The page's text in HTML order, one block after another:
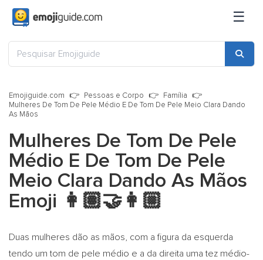
☰
Emojiguide.com Pessoas e Corpo
Família
Mulheres De Tom De Pele Médio E De Tom De Pele Meio Clara Dando
As Mãos
Mulheres De Tom De Pele
Médio E De Tom De Pele
Meio Clara Dando As Mãos
Emoji 👩🏽‍🤝‍👩🏼
Duas mulheres dão as mãos, com a figura da esquerda
tendo um tom de pele médio e a da direita uma tez médio-